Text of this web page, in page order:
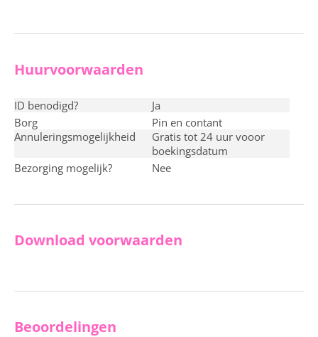
Huurvoorwaarden
ID benodigd?
ja
Borg
pin en contant
Annuleringsmogelijkheid
Gratis tot 24 uur vooor
boekingsdatum
Bezorging mogelijk?
nee
Download voorwaarden
Beoordelingen